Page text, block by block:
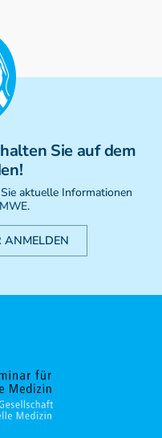
Sie auf dem
aktuelle Informationen
ANMELDEN